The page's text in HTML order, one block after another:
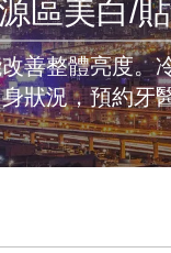
區美白/
善整體亮度。
狀況，預約牙